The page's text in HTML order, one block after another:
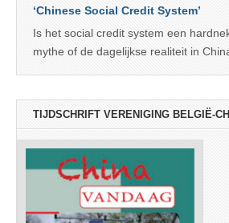
‘Chinese Social Credit System’
Is het social credit system een
mythe of de dagelijkse realiteit in
TIJDSCHRIFT VERENIGING BELGIË-